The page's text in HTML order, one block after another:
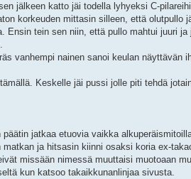
jälkeen katto jäi todella lyhyeksi C-
korkeuden mittasin silleen, että
tein sen niin, että pullo mahtui juuri
vanhempi nainen sanoi keulan näyttävän
Keskelle jäi pussi jolle piti tehdä
jatkaa etuovia vaikka
ja hitsasin kiinni osaksi koria ex-
missään nimessä muuttaisi muotoaan
kun katsoo takaikkunanlinjaa sivusta.